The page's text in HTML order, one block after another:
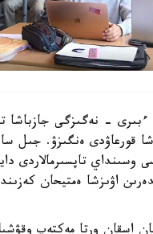
ءبىرى - نەگىزگى جازباشا
تاپسىرمالاردى
اۋىزشا ەمتيحان